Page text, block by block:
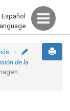
Español
A
de la